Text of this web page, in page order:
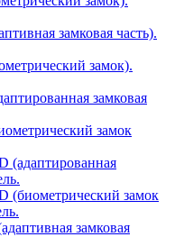
замковая часть).
замок).
замковая
замок
(адаптированная
(биометрический замок
замковая